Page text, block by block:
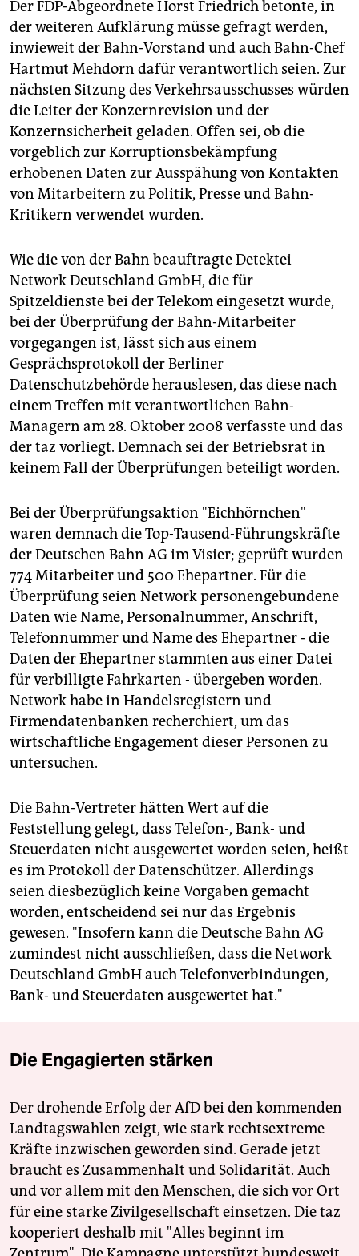
Der FDP-Abgeordnete Horst Friedrich betonte, in
der weiteren Aufklärung müsse gefragt werden,
inwieweit der Bahn-Vorstand und auch Bahn-Chef
Hartmut Mehdorn dafür verantwortlich seien. Zur
nächsten Sitzung des Verkehrsausschusses würden
die Leiter der Konzernrevision und der
Konzernsicherheit geladen. Offen sei, ob die
vorgeblich zur Korruptionsbekämpfung
erhobenen Daten zur Ausspähung von Kontakten
von Mitarbeitern zu Politik, Presse und Bahn-
Kritikern verwendet wurden.
Wie die von der Bahn beauftragte Detektei
Network Deutschland GmbH, die für
Spitzeldienste bei der Telekom eingesetzt wurde,
bei der Überprüfung der Bahn-Mitarbeiter
vorgegangen ist, lässt sich aus einem
Gesprächsprotokoll der Berliner
Datenschutzbehörde herauslesen, das diese nach
einem Treffen mit verantwortlichen Bahn-
Managern am 28. Oktober 2008 verfasste und das
der taz vorliegt. Demnach sei der Betriebsrat in
keinem Fall der Überprüfungen beteiligt worden.
Bei der Überprüfungsaktion "Eichhörnchen"
waren demnach die Top-Tausend-Führungskräfte
der Deutschen Bahn AG im Visier; geprüft wurden
774 Mitarbeiter und 500 Ehepartner. Für die
Überprüfung seien Network personengebundene
Daten wie Name, Personalnummer, Anschrift,
Telefonnummer und Name des Ehepartner - die
Daten der Ehepartner stammten aus einer Datei
für verbilligte Fahrkarten - übergeben worden.
Network habe in Handelsregistern und
Firmendatenbanken recherchiert, um das
wirtschaftliche Engagement dieser Personen zu
untersuchen.
Die Bahn-Vertreter hätten Wert auf die
Feststellung gelegt, dass Telefon-, Bank- und
Steuerdaten nicht ausgewertet worden seien, heißt
es im Protokoll der Datenschützer. Allerdings
seien diesbezüglich keine Vorgaben gemacht
worden, entscheidend sei nur das Ergebnis
gewesen. "Insofern kann die Deutsche Bahn AG
zumindest nicht ausschließen, dass die Network
Deutschland GmbH auch Telefonverbindungen,
Bank- und Steuerdaten ausgewertet hat."
Die Engagierten stärken
Der drohende Erfolg der AfD bei den kommenden
Landtagswahlen zeigt, wie stark rechtsextreme
Kräfte inzwischen geworden sind. Gerade jetzt
braucht es Zusammenhalt und Solidarität. Auch
und vor allem mit den Menschen, die sich vor Ort
für eine starke Zivilgesellschaft einsetzen. Die taz
kooperiert deshalb mit "Alles beginnt im